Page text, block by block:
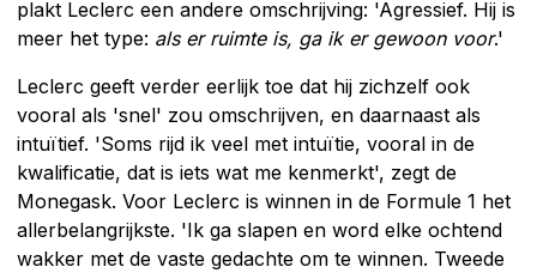
plakt Leclerc een andere omschrijving: 'Agressief. Hij is
meer het type: als er ruimte is, ga ik er gewoon voor.'
Leclerc geeft verder eerlijk toe dat hij zichzelf ook
vooral als 'snel' zou omschrijven, en daarnaast als
intuïtief. 'Soms rijd ik veel met intuïtie, vooral in de
kwalificatie, dat is iets wat me kenmerkt', zegt de
Monegask. Voor Leclerc is winnen in de Formule 1 het
allerbelangrijkste. 'Ik ga slapen en word elke ochtend
wakker met de vaste gedachte om te winnen. Tweede